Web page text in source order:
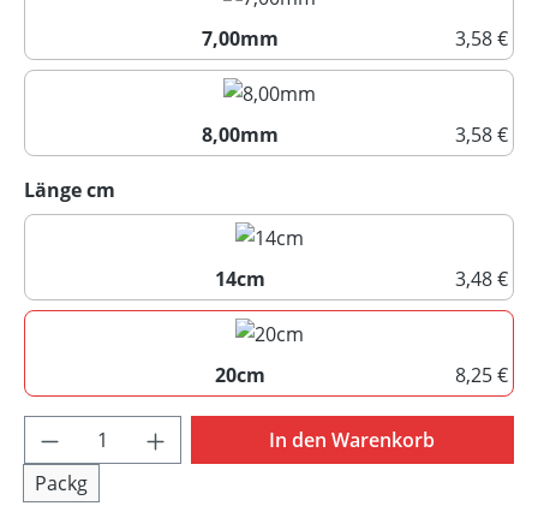
7,00mm
3,58 €
7,00mm
8,00mm
3,58 €
Länge cm
14cm
3,48 €
14cm
20cm
8,25 €
20cm
Produkt Anzahl: Gib den gewünschten
Packg
In den Warenkorb